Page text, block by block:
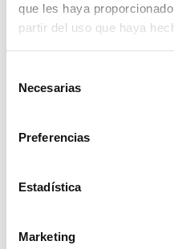
que les haya
partir del uso que haya
Necesarias
Preferencias
Estadística
Marketing